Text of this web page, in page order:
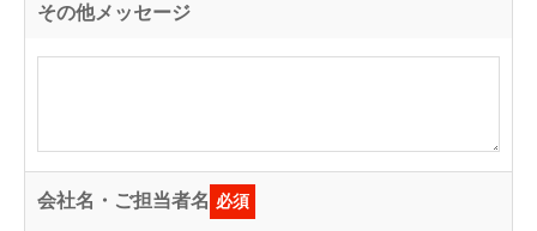
その他メッセージ
会社名・ご担当者名 必須